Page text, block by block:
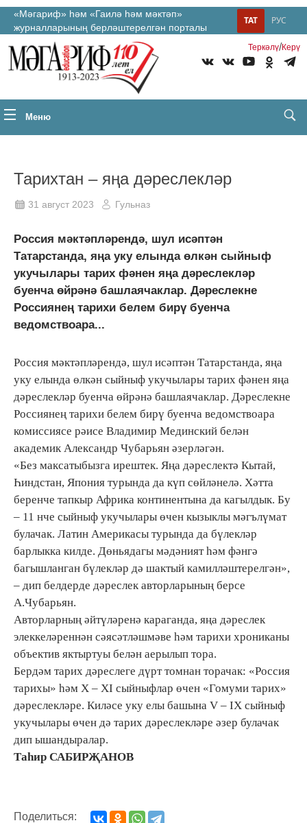
«Мәгариф» һәм «Гаилә һәм мәктәп»
журналларының берләштерелгән порталы
РУС
ТАТ
Теркəлү/Керү
Меню
Тарихтан – яңа дәреслекләр
31 август 2023 Гульназ
Россия мәктәпләрендә, шул исәптән
Татарстанда, яңа уку елында өлкән сыйныф
укучылары тарих фәнен яңа дәреслекләр
буенча өйрәнә башлаячаклар. Дәреслекне
Россиянең тарихи белем бирү буенча
ведомствоара...
Россия мәктәпләрендә, шул исәптән Татарстанда, яңа
уку елында өлкән сыйныф укучылары тарих фәнен яңа
дәреслекләр буенча өйрәнә башлаячаклар. Дәреслекне
Россиянең тарихи белем бирү буенча ведомствоара
комиссиясе рәисе Владимир Мединский белән
академик Александр Чубарьян әзерләгән.
«Без максатыбызга ирештек. Яңа дәреслектә Кытай,
Һиндстан, Япония турында да күп сөйләнелә. Хәтта
беренче тапкыр Африка континентына да кагылдык. Бу
– 11 нче сыйныф укучылары өчен кызыклы мәгълүмат
булачак. Латин Америкасы турында да бүлекләр
барлыкка килде. Дөньядагы мәдәният һәм фәнгә
багышланган бүлекләр дә шактый камилләштерелгән»,
– дип белдерде дәреслек авторларының берсе
А.Чубарьян.
Авторларның әйтүләренә караганда, яңа дәреслек
элеккеләреннән сәясәтләшмәве һәм тарихи хрониканы
объектив яктыртуы белән аерылып тора.
Бердәм тарих дәреслеге дүрт томнан торачак: «Россия
тарихы» һәм X – XI сыйныфлар өчен «Гомуми тарих»
дәреслекләре. Киләсе уку елы башына V – IX сыйныф
укучылары өчен дә тарих дәреслекләре әзер булачак
дип ышандыралар.
Таһир САБИРҖАНОВ
Поделиться: